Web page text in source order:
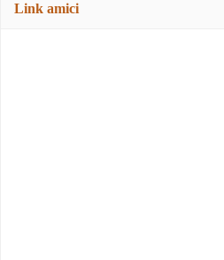
Link amici